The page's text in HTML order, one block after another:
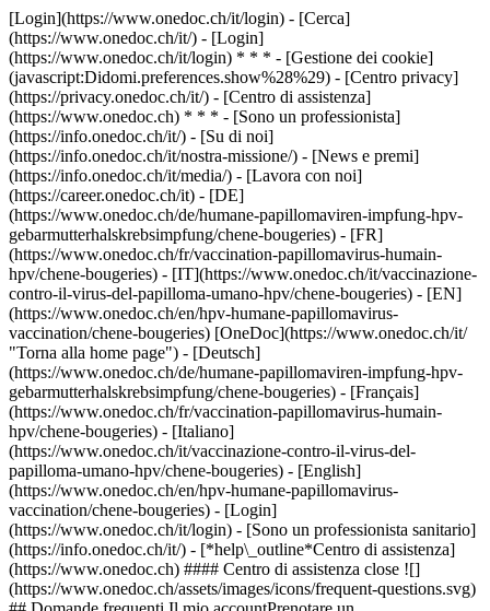
[Login](https://www.onedoc.ch/it/login) - [Cerca]
(https://www.onedoc.ch/it/) - [Login]
(https://www.onedoc.ch/it/login) * * * - [Gestione dei cookie]
(javascript:Didomi.preferences.show%28%29) - [Centro privacy]
(https://privacy.onedoc.ch/it/) - [Centro di assistenza]
(https://www.onedoc.ch) * * * - [Sono un professionista]
(https://info.onedoc.ch/it/) - [Su di noi]
(https://info.onedoc.ch/it/nostra-missione/) - [News e premi]
(https://info.onedoc.ch/it/media/) - [Lavora con noi]
(https://career.onedoc.ch/it) - [DE]
(https://www.onedoc.ch/de/humane-papillomaviren-impfung-hpv-
gebarmutterhalskrebsimpfung/chene-bougeries) - [FR]
(https://www.onedoc.ch/fr/vaccination-papillomavirus-humain-
hpv/chene-bougeries) - [IT](https://www.onedoc.ch/it/vaccinazione-
contro-il-virus-del-papilloma-umano-hpv/chene-bougeries) - [EN]
(https://www.onedoc.ch/en/hpv-humane-papillomavirus-
vaccination/chene-bougeries) [OneDoc](https://www.onedoc.ch/it/
"Torna alla home page") - [Deutsch]
(https://www.onedoc.ch/de/humane-papillomaviren-impfung-hpv-
gebarmutterhalskrebsimpfung/chene-bougeries) - [Français]
(https://www.onedoc.ch/fr/vaccination-papillomavirus-humain-
hpv/chene-bougeries) - [Italiano]
(https://www.onedoc.ch/it/vaccinazione-contro-il-virus-del-
papilloma-umano-hpv/chene-bougeries) - [English]
(https://www.onedoc.ch/en/hpv-humane-papillomavirus-
vaccination/chene-bougeries) - [Login]
(https://www.onedoc.ch/it/login) - [Sono un professionista sanitario]
(https://info.onedoc.ch/it/) - [*help\_outline*Centro di assistenza]
(https://www.onedoc.ch) #### Centro di assistenza close ![]
(https://www.onedoc.ch/assets/images/icons/frequent-questions.svg)